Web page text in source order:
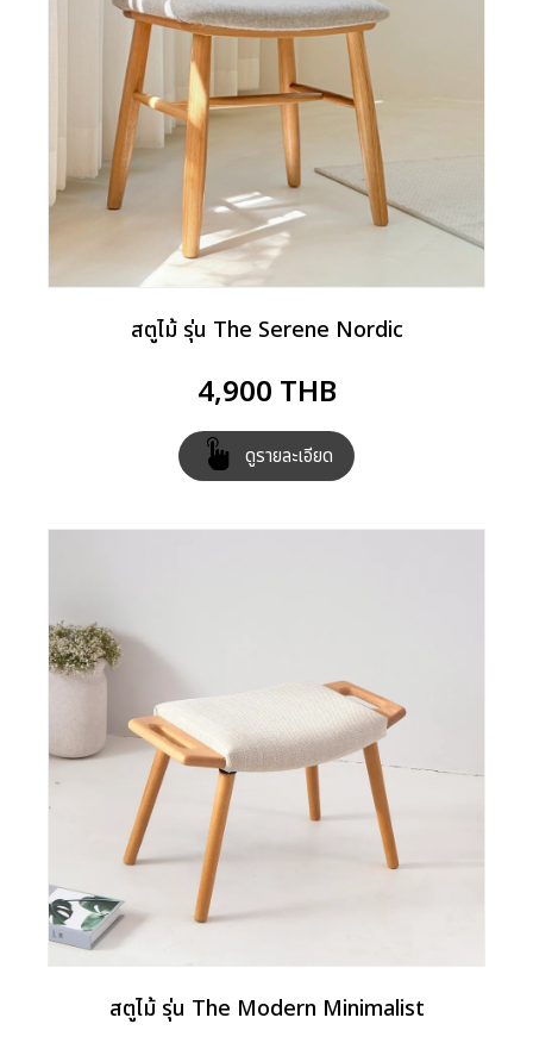
สตูไม้ รุ่น The Serene Nordic
4,900 THB
ดูรายละเอียด
สตูไม้ รุ่น The Modern Minimalist